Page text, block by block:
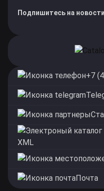
Подпишитесь на новости
+7
Почта